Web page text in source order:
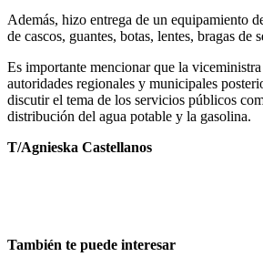
Además, hizo entrega de un equipamiento
de cascos, guantes, botas, lentes, bragas de
Es importante mencionar que la
autoridades regionales y municipales
discutir el tema de los servicios públicos
distribución del agua potable y la gasolina.
T/Agnieska Castellanos
También te puede interesar